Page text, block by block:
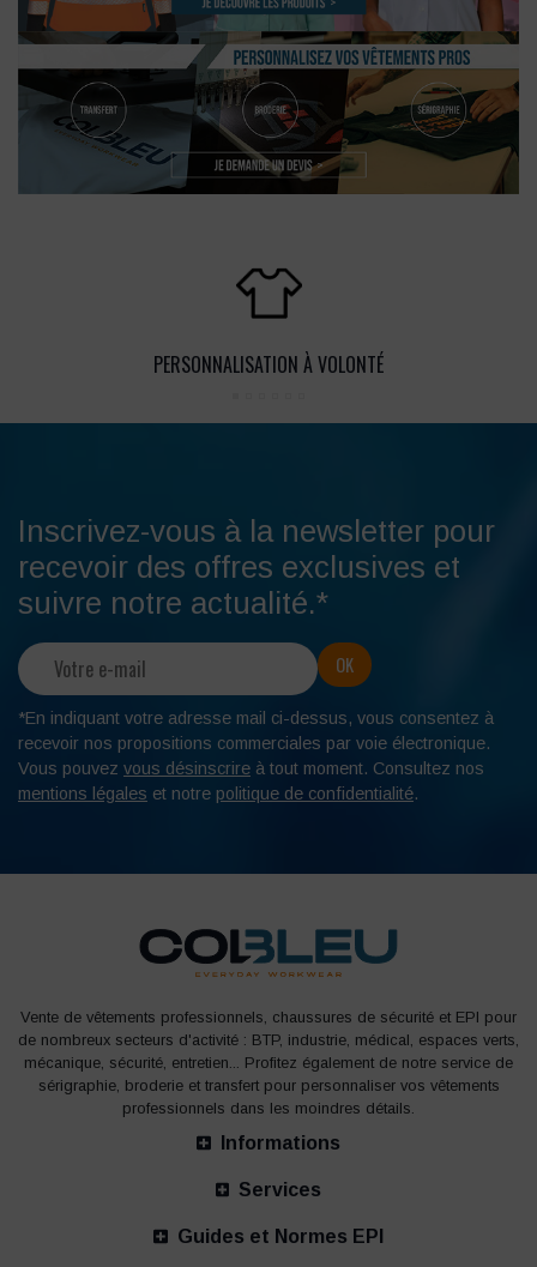
PERSONNALISATION À VOLONTÉ
Inscrivez-vous à la newsletter pour
recevoir des offres exclusives et
suivre notre actualité.*
*En indiquant votre adresse mail ci-dessus, vous consentez à
recevoir nos propositions commerciales par voie électronique.
Vous pouvez vous désinscrire à tout moment. Consultez nos
mentions légales et notre politique de confidentialité.
Vente de vêtements professionnels, chaussures de sécurité et EPI pour
de nombreux secteurs d'activité : BTP, industrie, médical, espaces verts,
mécanique, sécurité, entretien... Profitez également de notre service de
sérigraphie, broderie et transfert pour personnaliser vos vêtements
professionnels dans les moindres détails.
Informations
Services
Guides et Normes EPI